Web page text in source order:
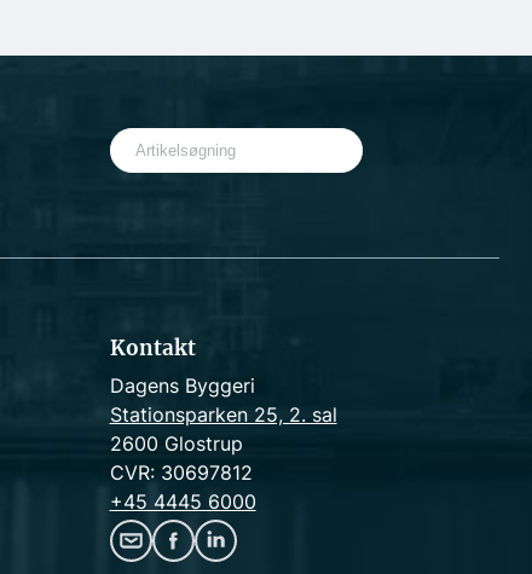
S
e
c
Kontakt
Dagens Byggeri
Stationsparken 25, 2. sal
2600 Glostrup
CVR: 30697812
+45 4445 6000